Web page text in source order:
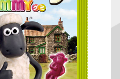
ムシリーズ アンパンマン
るめーしょん
ポケモンスケールワ